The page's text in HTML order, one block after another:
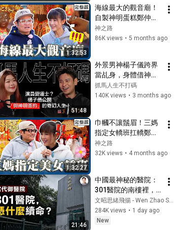
路】20251206 EP07 完整版
｜📍宜蘭｜許效舜 鄭仲茵
竟也有隱藏拜法！鄭仲茵拜
月老失言許效舜幫忙「斬姻
緣」？【#神之路】
20251122 EP06 完整版｜📍
新竹｜許效舜 鄭仲茵
神之路
調皮鬼上身！許效舜掏腋下
給鄭仲茵聞？想掉換手工香
包被抓包嘆：拐不到！【#神
之路】20251122 EP05 完整
版｜📍桃園｜許效舜 鄭仲茵
神之路
神明中央印鈔場！僅存的文
化國寶「純手工鈔能力」！
鄭仲茵拿大鐵鎚許效舜怕
爆：別敲到我！【#神之路】
20251115 EP04 完整版｜📍
桃園｜許效舜 鄭仲茵
神之路
迎五路送五窮！封王財神連
擲12個聖筊！鄭仲茵天然呆
遭許效舜嗆「慎選主持
人」！【#神之路】
20251108 EP03 完整版｜📍
桃園｜許效舜 鄭仲茵
神之路
祂另有指示！鄭仲茵見關渡
宮二媽崩潰大哭！近距離接
觸許效舜也泛淚：內心很安
定！【#神之路】20251101
EP02 完整版｜📍台北｜許效
舜 鄭仲茵
神之路
信仰之路的起點！許效舜幫
解籤神明承諾會幫忙鄭仲茵
瞬間大爆哭！鎮瀾宮媽祖悄
悄話心願「直達天聽」！【#
神之路】20251025 EP01 完
整版｜📍台中｜許效舜 鄭仲
神之路
2 unavailable videos are hidden
1:32:53
海線最大的觀音廟！
自製神明蛋糕鄭仲茵
燙傷許效舜？「潛水
媽」的由來眾人驚
EP16 完整版｜📍台中
｜許效舜 鄭仲茵
神之路
86K views • 5 months ago
51:48
外景男神楊子儀跨界
當乩身，身體借神明
出國收魂？！海嘯迷
航聖母瑪麗亞顯靈救
抓馬人生不打碼
140K views • 3 months ago
1:32:27
巾幗不讓鬚眉！三媽
指定女轎班扛轎鄭仲
茵直呼：不簡單！一
次擲５個聖筊跪謝龍
完整版｜📍花蓮｜許
效舜 鄭仲茵
神之路
32K views • 4 months ago
21:46
中國最神秘的醫院：
301醫院的南樓裡，
權力如何獲得另一套
生命規則？【文昭思
緒飛揚563】
文昭思緒飛揚 - Wen Zhao Studio
284K views • 1 day ago
New